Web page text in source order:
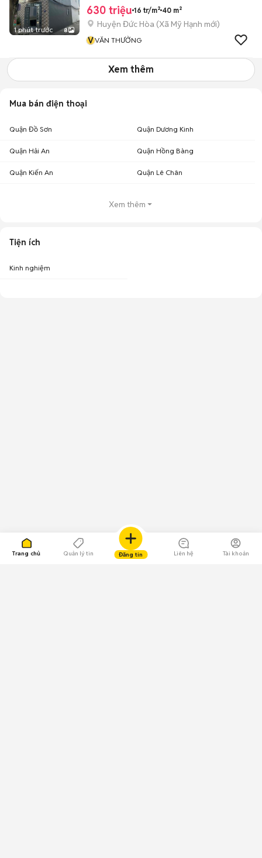
Trang chủ Quản lý tin Đăng tin Liên hệ Tài khoản
1 phút trước 8
630 triệu 16 tr/m² 40 m²
Huyện Đức Hòa (Xã Mỹ Hạnh mới)
VVĂN THƯỞNG
Xem thêm
Mua bán điện thoại
Quận Đồ Sơn Quận Dương Kinh
Quận Hải An Quận Hồng Bàng
Quận Kiến An Quận Lê Chân
Xem thêm
Tiện ích
Kinh nghiệm